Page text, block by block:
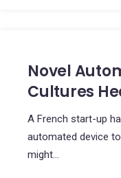
Novel
Cultures
A French start-up
automated device
might...